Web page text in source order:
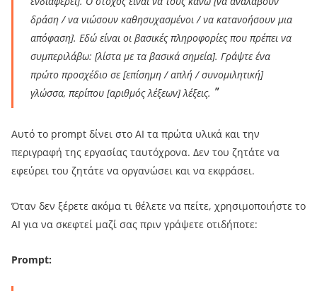
δράση / να νιώσουν καθησυχασμένοι / να κατανοήσουν μια
απόφαση]. Εδώ είναι οι βασικές πληροφορίες που πρέπει να
συμπεριλάβω: [λίστα με τα βασικά σημεία]. Γράψτε ένα
πρώτο προσχέδιο σε [επίσημη / απλή / συνομιλητική]
γλώσσα, περίπου [αριθμός λέξεων] λέξεις.
Αυτό το prompt δίνει στο AI τα πρώτα υλικά και την
περιγραφή της εργασίας ταυτόχρονα. Δεν του ζητάτε να
εφεύρει του ζητάτε να οργανώσει και να εκφράσει.
Όταν δεν ξέρετε ακόμα τι θέλετε να πείτε, χρησιμοποιήστε το
AI για να σκεφτεί μαζί σας πριν γράψετε οτιδήποτε:
Prompt: